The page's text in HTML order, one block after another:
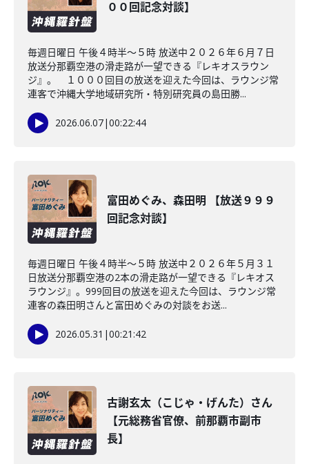
００回記念対談】
毎週日曜日 午後４時半～５時 放送中２０２６年６月７日
放送分那覇空港の滑走路が一望できる『レキオスラウン
ジ』。 １０００回目の放送を迎えた今回は、ラウンジ常
連客で沖縄大学地域研究所・特別研究員の島田勝...
2026.06.07|00:22:44
富田めぐみ、森田明 【放送９９９
回記念対談】
毎週日曜日 午後４時半～５時 放送中２０２６年５月３１
日放送分那覇空港の2本の滑走路が一望できる『レキオス
ラウンジ』。999回目の放送を迎えた今回は、ラウンジ常
連客の森田明さんと富田めぐみの対談をお送...
2026.05.31 |00:21:42
古謝玄太（こじゃ・げんた）さん
【元総務省官僚、前那覇市副市
長】